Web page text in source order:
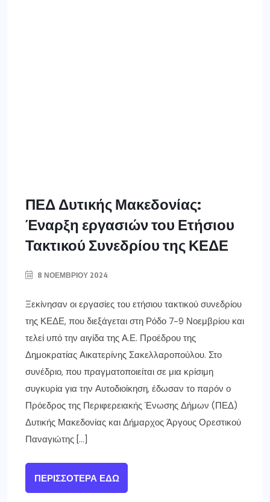
ΠΕΔ Δυτικής Μακεδονίας:
Έναρξη εργασιών του Ετήσιου
Τακτικού Συνεδρίου της ΚΕΔΕ
8 ΝΟΕΜΒΡΊΟΥ 2024
Ξεκίνησαν οι εργασίες του ετήσιου τακτικού συνεδρίου
της ΚΕΔΕ, που διεξάγεται στη Ρόδο 7-9 Νοεμβρίου και
τελεί υπό την αιγίδα της Α.Ε. Προέδρου της
Δημοκρατίας Αικατερίνης Σακελλαροπούλου. Στο
συνέδριο, που πραγματοποιείται σε μια κρίσιμη
συγκυρία για την Αυτοδιοίκηση, έδωσαν το παρόν ο
Πρόεδρος της Περιφερειακής Ένωσης Δήμων (ΠΕΔ)
Δυτικής Μακεδονίας και Δήμαρχος Άργους Ορεστικού
Παναγιώτης […]
ΠΕΡΙΣΣΌΤΕΡΑ ΕΔΏ